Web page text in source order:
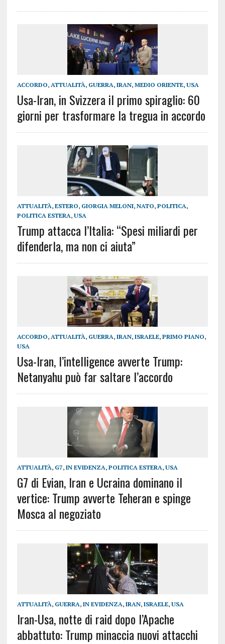
ACCORDO, ATTUALITÀ, GUERRA, IRAN, MEDIO ORIENTE, USA
Usa-Iran, in Svizzera il primo spiraglio: 60
giorni per trasformare la tregua in accordo
ATTUALITÀ, ESTERO, GIORGIA MELONI, NATO, POLITICA,
POLITICA ESTERA, USA
Trump attacca l’Italia: “Spesi miliardi per
difenderla, ma non ci aiuta”
ACCORDO, ATTUALITÀ, GUERRA, IRAN, ISRAELE, PRIMO PIANO,
USA
Usa-Iran, l’intelligence avverte Trump:
Netanyahu può far saltare l’accordo
ATTUALITÀ, G7, IN EVIDENZA, POLITICA ESTERA, USA
G7 di Evian, Iran e Ucraina dominano il
vertice: Trump avverte Teheran e spinge
Mosca al negoziato
ATTUALITÀ, GUERRA, IN EVIDENZA, IRAN, ISRAELE, USA
Iran-Usa, notte di raid dopo l’Apache
abbattuto: Trump minaccia nuovi attacchi